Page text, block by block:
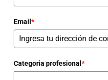
Email *
Categoria profesional *